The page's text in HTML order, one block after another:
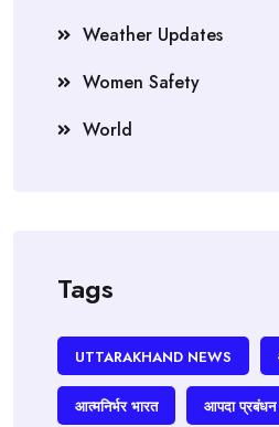
Weather Updates
Women Safety
World
Tags
UTTARAKHAND NEWS
आत्मनिर्भर भारत आपदा प्रबंधन